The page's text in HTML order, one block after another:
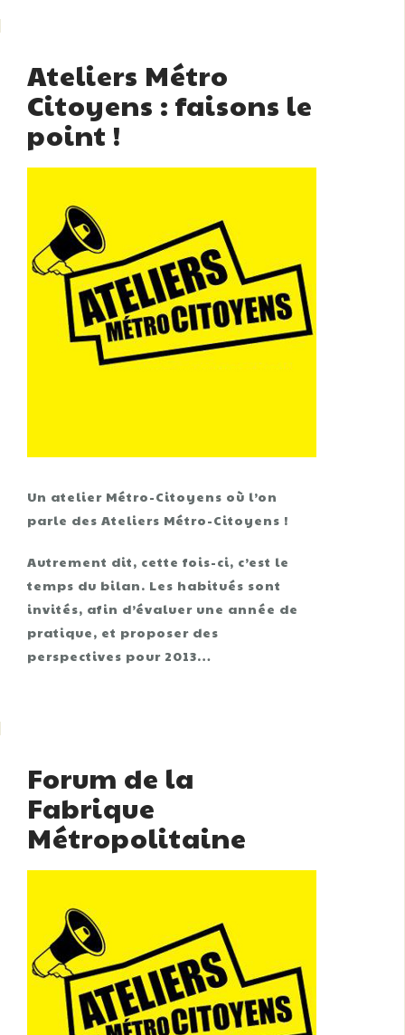
Ateliers Métro
Citoyens : faisons le
point !
Un atelier Métro-Citoyens où l’on
parle des Ateliers Métro-Citoyens !
Autrement dit, cette fois-ci, c’est le
temps du bilan. Les habitués sont
invités, afin d’évaluer une année de
pratique, et proposer des
perspectives pour 2013…
Forum de la
Fabrique
Métropolitaine